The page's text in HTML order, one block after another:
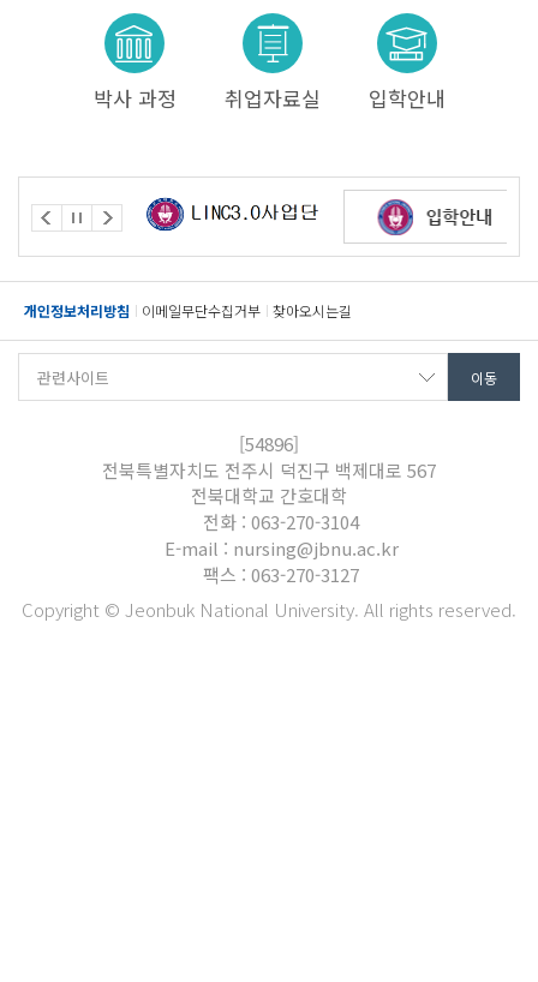
박사 과정 취업자료실 입학안내
개인정보처리방침 이메일무단수집거부 찾아오시는길
[54896]
전북특별자치도 전주시 덕진구 백제대로 567
전북대학교 간호대학
전화 : 063-270-3104
E-mail : nursing@jbnu.ac.kr
팩스 : 063-270-3127
Copyright © Jeonbuk National University. All rights reserved.